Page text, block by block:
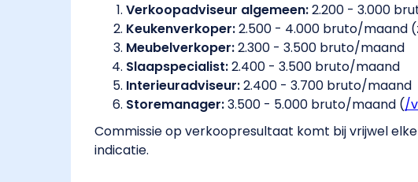
Verkoopadviseur algemeen:2.200 - 3.000
Keukenverkoper:2.500 - 4.000 bruto/maand
Meubelverkoper:2.300 - 3.500 bruto/maand
Slaapspecialist:2.400 - 3.500 bruto/maand
Interieuradviseur:2.400 - 3.700 bruto/maand
Storemanager:3.500 - 5.000 bruto/maand (/
Commissie op verkoopresultaat komt bij vrijwel
indicatie.